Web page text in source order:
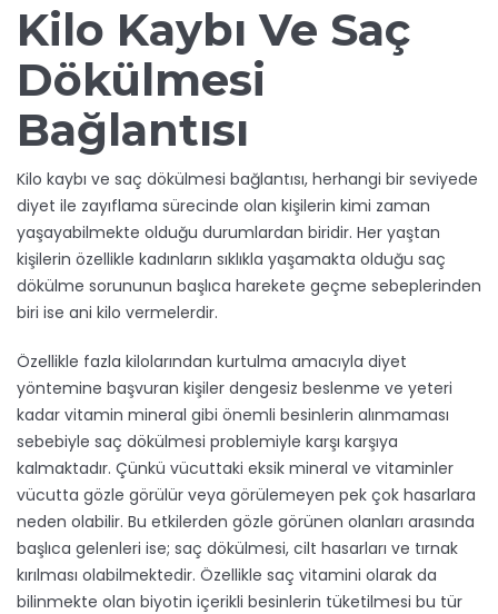
Kilo Kaybı Ve Saç
Dökülmesi
Bağlantısı
Kilo kaybı ve saç dökülmesi bağlantısı, herhangi bir seviyede
diyet ile zayıflama sürecinde olan kişilerin kimi zaman
yaşayabilmekte olduğu durumlardan biridir. Her yaştan
kişilerin özellikle kadınların sıklıkla yaşamakta olduğu saç
dökülme sorununun başlıca harekete geçme sebeplerinden
biri ise ani kilo vermelerdir.
Özellikle fazla kilolarından kurtulma amacıyla diyet
yöntemine başvuran kişiler dengesiz beslenme ve yeteri
kadar vitamin mineral gibi önemli besinlerin alınmaması
sebebiyle saç dökülmesi problemiyle karşı karşıya
kalmaktadır. Çünkü vücuttaki eksik mineral ve vitaminler
vücutta gözle görülür veya görülemeyen pek çok hasarlara
neden olabilir. Bu etkilerden gözle görünen olanları arasında
başlıca gelenleri ise; saç dökülmesi, cilt hasarları ve tırnak
kırılması olabilmektedir. Özellikle saç vitamini olarak da
bilinmekte olan biyotin içerikli besinlerin tüketilmesi bu tür